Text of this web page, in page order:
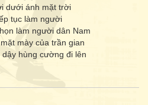
dưới ánh mặt trời
tục làm người
làm người dân Nam
mày của trần gian
hùng cường đi lên